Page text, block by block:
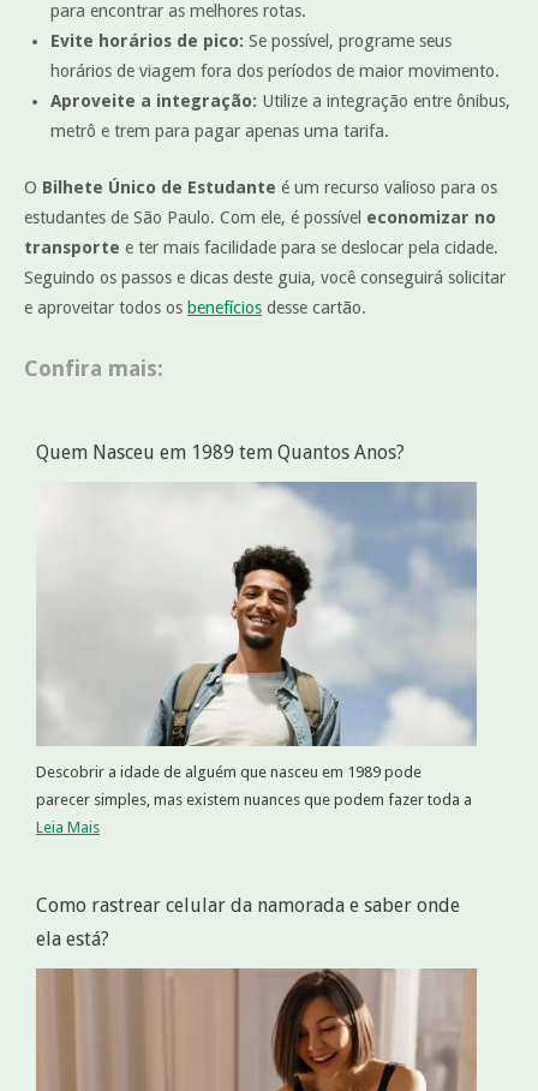
para encontrar as melhores rotas.
Evite horários de pico: Se possível, programe seus
horários de viagem fora dos períodos de maior movimento.
Aproveite a integração: Utilize a integração entre ônibus,
metrô e trem para pagar apenas uma tarifa.
O Bilhete Único de Estudante é um recurso valioso para os
estudantes de São Paulo. Com ele, é possível economizar no
transporte e ter mais facilidade para se deslocar pela cidade.
Seguindo os passos e dicas deste guia, você conseguirá solicitar
e aproveitar todos os benefícios desse cartão.
Confira mais:
Quem Nasceu em 1989 tem Quantos Anos?
Descobrir a idade de alguém que nasceu em 1989 pode
parecer simples, mas existem nuances que podem fazer toda a
Leia Mais
Como rastrear celular da namorada e saber onde
ela está?